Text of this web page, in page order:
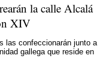
la calle Alcalá
XIV
las confeccionarán junto a
gallega que reside en